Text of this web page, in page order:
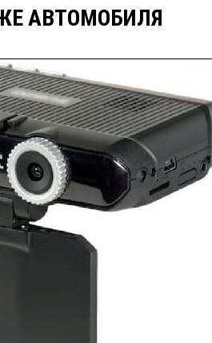
АВТОМОБИЛЯ